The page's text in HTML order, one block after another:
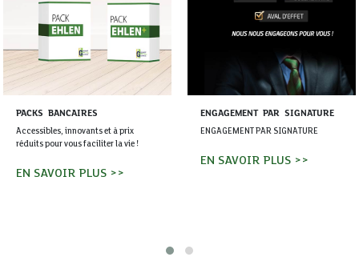
PACKS BANCAIRES
Accessibles, innovants et à prix
réduits pour vous faciliter la vie !
EN SAVOIR PLUS >>
ENGAGEMENT PAR SIGNATURE
ENGAGEMENT PAR SIGNATURE
EN SAVOIR PLUS >>